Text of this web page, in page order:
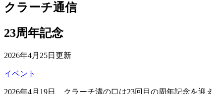
クラーチ通信
23周年記念
2026年4月25日更新
イベント
2026年4月19日 クラーチ溝の口は23回目の周年記念を迎え